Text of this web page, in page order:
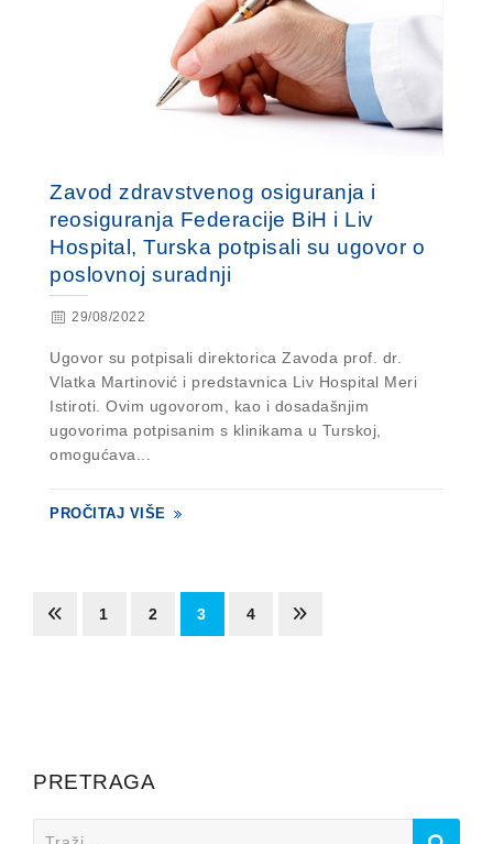
Zavod zdravstvenog osiguranja i
reosiguranja Federacije BiH i Liv
Hospital, Turska potpisali su ugovor o
poslovnoj suradnji
29/08/2022
Ugovor su potpisali direktorica Zavoda prof. dr.
Vlatka Martinović i predstavnica Liv Hospital Meri
Istiroti. Ovim ugovorom, kao i dosadašnjim
ugovorima potpisanim s klinikama u Turskoj,
omogućava...
PROČITAJ VIŠE
1 2 3 4
PRETRAGA